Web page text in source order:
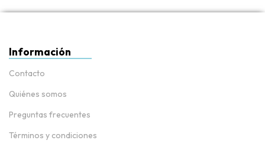
Información
Contacto
Quiénes somos
Preguntas frecuentes
Términos y condiciones